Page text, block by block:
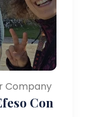
Company
Con